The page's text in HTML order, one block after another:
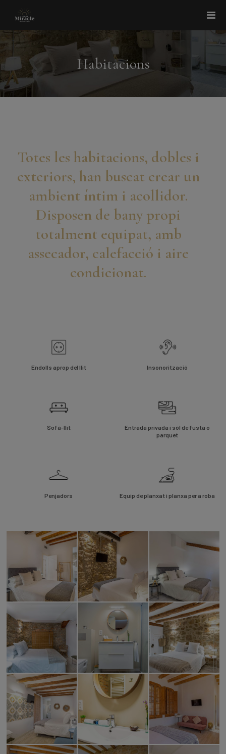
Habitacions
Totes les habitacions, dobles i
exteriors, han buscat crear un
ambient íntim i acollidor.
Disposen de bany propi
totalment equipat, amb
assecador, calefacció i aire
condicionat.
Endolls aprop del llit Insonorització
Sofà-llit
Entrada privada i sòl de fusta o
parquet
Penjadors Equip de planxat i planxa per a roba